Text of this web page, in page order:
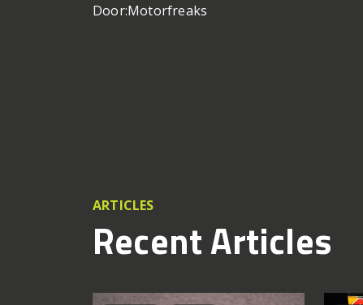
Door:Motorfreaks
ARTICLES
Recent Articles